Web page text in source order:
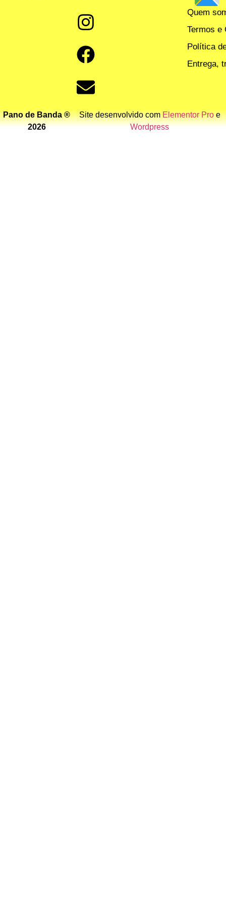
Quem
Termos e
Política
Entrega,
Pano de Banda ®
2026
Site desenvolvido comElementor Proe
Wordpress